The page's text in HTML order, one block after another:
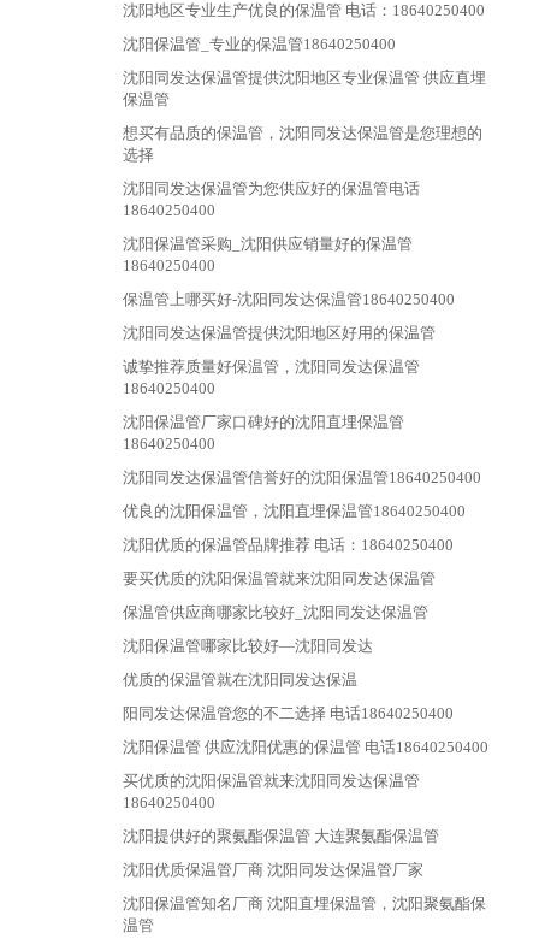
沈阳地区专业生产优良的保温管 电话：18640250400
沈阳保温管_专业的保温管18640250400
沈阳同发达保温管提供沈阳地区专业保温管 供应直埋
保温管
想买有品质的保温管，沈阳同发达保温管是您理想的
选择
沈阳同发达保温管为您供应好的保温管电话
18640250400
沈阳保温管采购_沈阳供应销量好的保温管
18640250400
保温管上哪买好-沈阳同发达保温管18640250400
沈阳同发达保温管提供沈阳地区好用的保温管
诚挚推荐质量好保温管，沈阳同发达保温管
18640250400
沈阳保温管厂家口碑好的沈阳直埋保温管
18640250400
沈阳同发达保温管信誉好的沈阳保温管18640250400
优良的沈阳保温管，沈阳直埋保温管18640250400
沈阳优质的保温管品牌推荐 电话：18640250400
要买优质的沈阳保温管就来沈阳同发达保温管
保温管供应商哪家比较好_沈阳同发达保温管
沈阳保温管哪家比较好—沈阳同发达
优质的保温管就在沈阳同发达保温
阳同发达保温管您的不二选择 电话18640250400
沈阳保温管 供应沈阳优惠的保温管 电话18640250400
买优质的沈阳保温管就来沈阳同发达保温管
18640250400
沈阳提供好的聚氨酯保温管 大连聚氨酯保温管
沈阳优质保温管厂商 沈阳同发达保温管厂家
沈阳保温管知名厂商 沈阳直埋保温管，沈阳聚氨酯保
温管